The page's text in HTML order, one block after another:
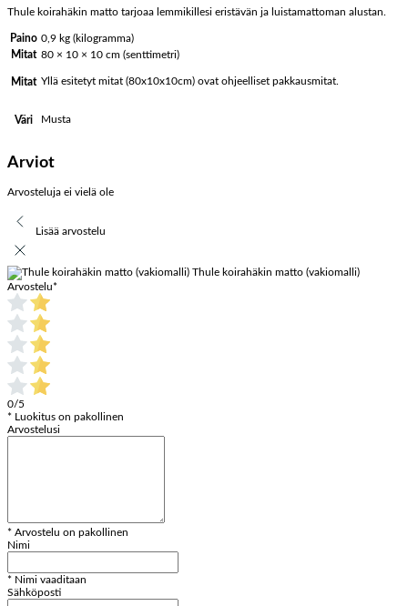
Thule koirahäkin matto tarjoaa lemmikillesi eristävän ja luistamattoman alustan.
Paino 0,9 kg (kilogramma)
Mitat 80 × 10 × 10 cm (senttimetri)
Mitat Yllä esitetyt mitat (80x10x10cm) ovat ohjeelliset pakkausmitat.
Väri Musta
Arviot
Arvosteluja ei vielä ole
Lisää arvostelu
Thule koirahäkin matto (vakiomalli)
Arvostelu*
0/5
* Luokitus on pakollinen
Arvostelusi
* Arvostelu on pakollinen
Nimi
* Nimi vaaditaan
Sähköposti